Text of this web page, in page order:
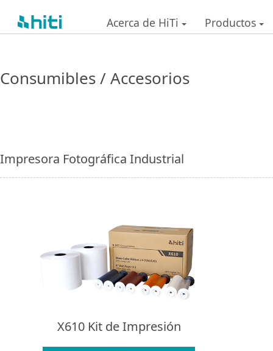
Acerca de HiTi Productos
Consumibles / Accesorios
Impresora Fotográfica Industrial
X610 Kit de Impresión